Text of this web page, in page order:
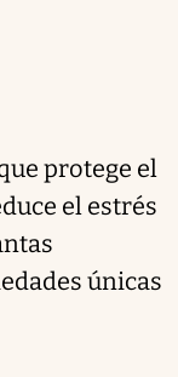
protege el
el estrés
únicas